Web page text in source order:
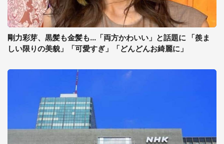
剛力彩芽、黒髪も金髪も...「両方かわいい」と話題に 「羨ま
しい限りの美貌」「可愛すぎ」「どんどんお綺麗に」